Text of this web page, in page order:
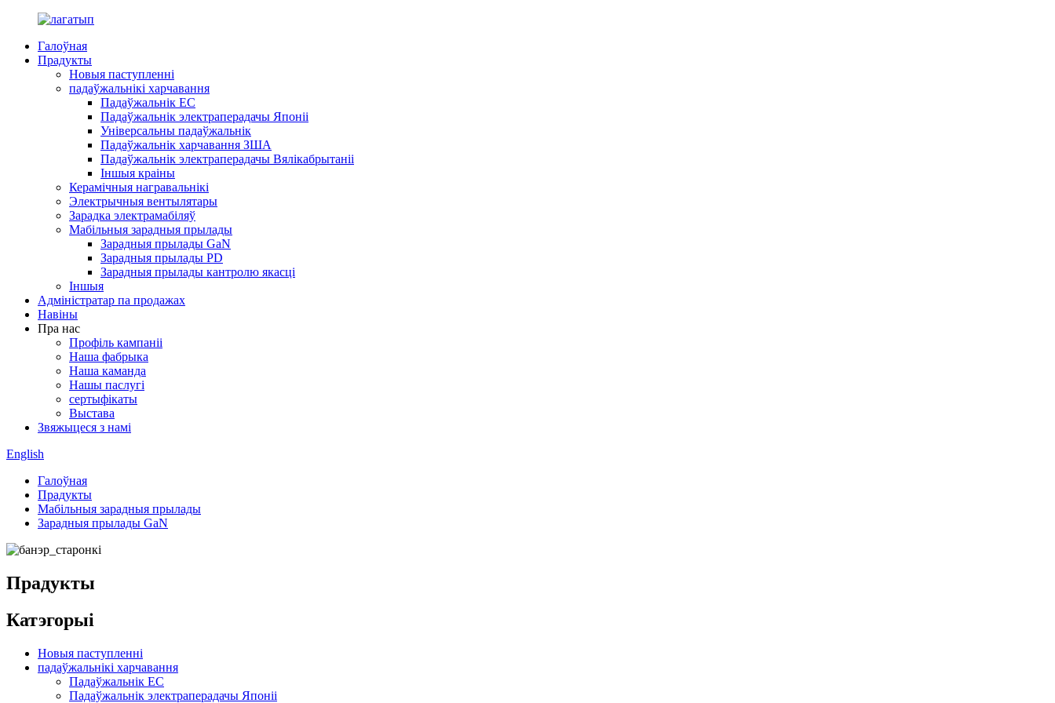
Галоўная
Прадукты
Новыя паступленні
падаўжальнікі харчавання
Падаўжальнік ЕС
Падаўжальнік электраперадачы Японіі
Універсальны падаўжальнік
Падаўжальнік харчавання ЗША
Падаўжальнік электраперадачы Вялікабрытаніі
Іншыя краіны
Керамічныя награвальнікі
Электрычныя вентылятары
Зарадка электрамабіляў
Мабільныя зарадныя прылады
Зарадныя прылады GaN
Зарадныя прылады PD
Зарадныя прылады кантролю якасці
Іншыя
Адміністратар па продажах
Навіны
Пра нас
Профіль кампаніі
Наша фабрыка
Наша каманда
Нашы паслугі
сертыфікаты
Выстава
Звяжыцеся з намі
English
Галоўная
Прадукты
Мабільныя зарадныя прылады
Зарадныя прылады GaN
Прадукты
Катэгорыі
Новыя паступленні
падаўжальнікі харчавання
Падаўжальнік ЕС
Падаўжальнік электраперадачы Японіі